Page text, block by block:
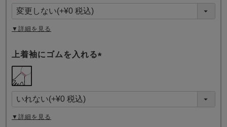
須
)
▼詳細を見る
上着袖にゴムを入れる
須
)
▼詳細を見る